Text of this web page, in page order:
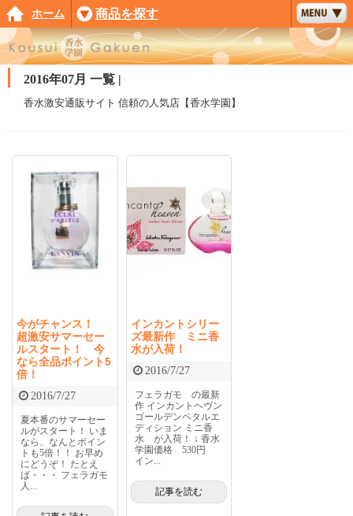
ホーム 商品を探す
2016年07月 一覧 |
香水激安通販サイト 信頼の人気店【香水学園】
今がチャンス！
超激安サマーセー
ルスタート！ 今
なら全品ポイント5
倍！
2016/7/27
夏本番のサマーセー
ルがスタート！ いま
なら、なんとポイン
トも5倍！！ お早め
にどうぞ！ たとえ
ば・・・ フェラガモ
人...
インカントシリー
ズ最新作 ミニ香
水が入荷！
2016/7/27
フェラガモ の最新
作 インカントヘヴン
ゴールデンペタルエ
ディション ミニ香
水 が入荷！ ↓ 香水
学園価格 530円
イン...
記事を読む